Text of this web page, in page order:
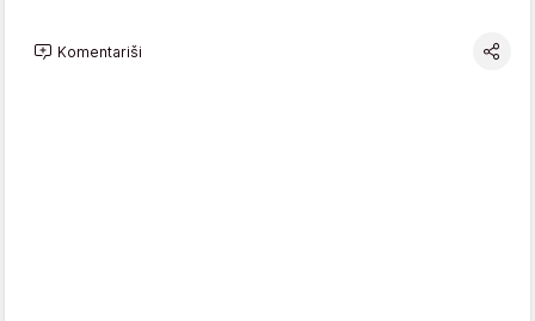
Komentariši